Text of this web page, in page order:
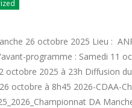
26 octobre 2025 Lieu :
programme : Samedi 11
octobre 2025 à 23h Diffusion
octobre à 8h45 2026-CDAA-
DA